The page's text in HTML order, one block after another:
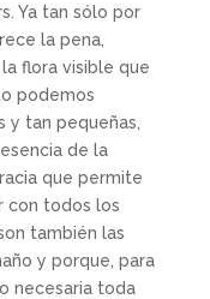
Ya tan sólo por
la pena,
flora visible que
podemos
y tan pequeñas,
de la
que permite
con todos los
también las
y porque, para
necesaria toda